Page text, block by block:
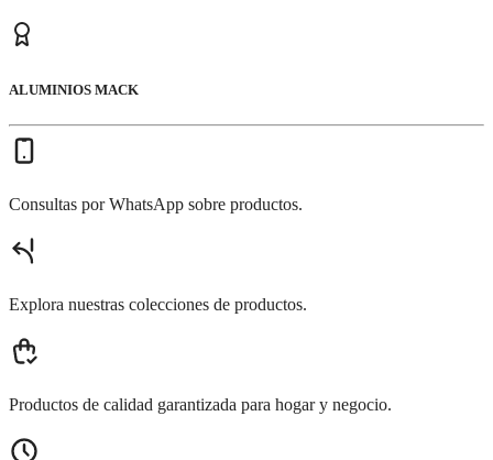
ALUMINIOS MACK
Consultas por WhatsApp sobre productos.
Explora nuestras colecciones de productos.
Productos de calidad garantizada para hogar y negocio.